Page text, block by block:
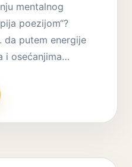
mentalnog
poezijom“?
da putem energije
i osećanjima…